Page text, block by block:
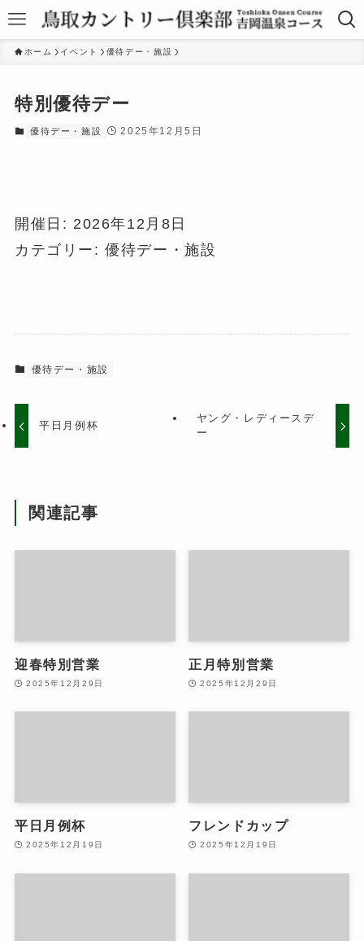
ホーム イベント 優待デー・施設
特別優待デー
優待デー・施設 2025年12月5日
開催日: 2026年12月8日
カテゴリー:優待デー・施設
優待デー・施設
平日月例杯
ヤング・レディースデ
ー
関連記事
迎春特別営業
2025年12月29日
正月特別営業
2025年12月29日
平日月例杯
2025年12月19日
フレンドカップ
2025年12月19日